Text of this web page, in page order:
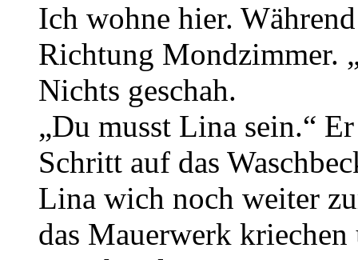
Ich wohne hier.
Richtung Mondzimmer.
Nichts geschah.
„Du musst Lina sein.“
Schritt auf das
Lina wich noch weiter
das Mauerwerk